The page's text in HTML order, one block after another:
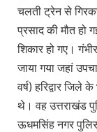
चलती ट्रेन से
प्रसाद की मौत हो
शिकार हो गए।
जाया गया जहां
वर्ष) हरिद्वार जिले
थे। वह उत्तराखंड
ऊधमसिंह नगर